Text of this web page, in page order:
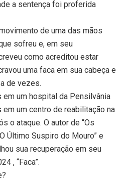
a sentença foi proferida
de uma das mãos
sofreu e, em seu
como acreditou estar
uma faca em sua cabeça e
de vezes.
um hospital da Pensilvânia
um centro de reabilitação na
o ataque. O autor de “Os
Último Suspiro do Mouro” e
sua recuperação em seu
, “Faca”.